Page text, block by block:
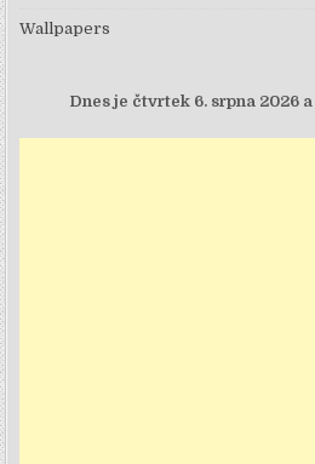
Wallpapers
Dnes je čtvrtek 6. srpna 2026